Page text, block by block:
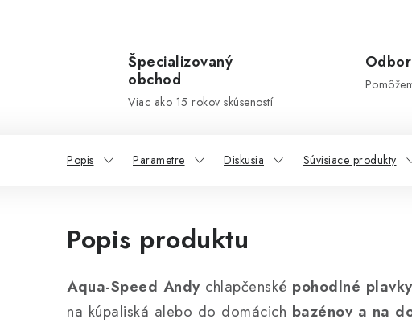
Špecializovaný
obchod
Viac ako 15 rokov skúseností
Popis Parametre Diskusia Súvisiace produkty
Popis produktu
Aqua-Speed Andychlapčenské pohodlné plavky
na kúpaliská alebo do domácich bazénov a na